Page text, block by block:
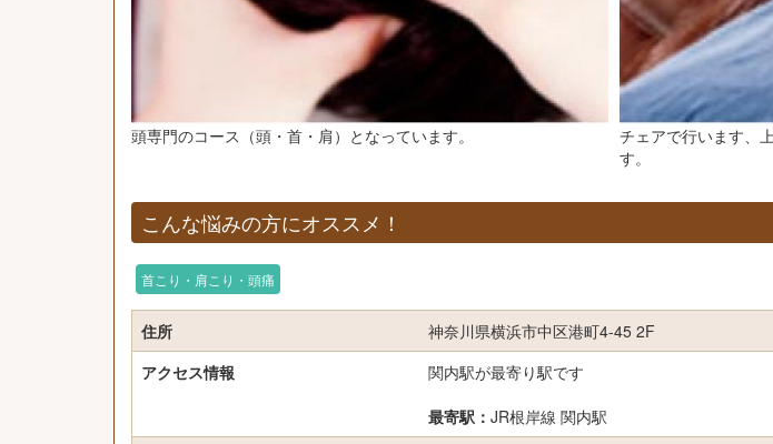
頭専門のコース（頭・首・肩）となっています。
チェアで行います、
す。
こんな悩みの方にオススメ！
首こり・肩こり・頭痛
住所
神奈川県横浜市中区港町4-45 2F
アクセス情報
関内駅が最寄り駅です
最寄駅： JR根岸線 関内駅